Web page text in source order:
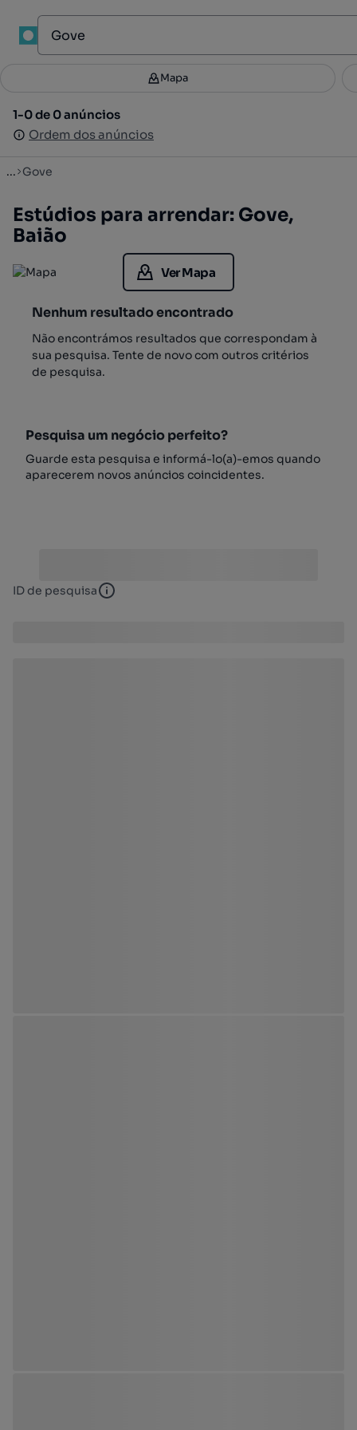
Filtros 3
1-0 de 0 anúncios
Ordem dos anúncios
Mapa
1-0 de 0 anúncios
Ordem dos anúncios
... Gove
Estúdios para arrendar: Gove,
Baião
Ver Mapa
Nenhum resultado encontrado
Não encontrámos resultados que correspondam à
sua pesquisa. Tente de novo com outros critérios
de pesquisa.
Pesquisa um negócio perfeito?
Guarde esta pesquisa e informá-lo(a)-emos quando
aparecerem novos anúncios coincidentes.
ID de pesquisa ID de pesquisa